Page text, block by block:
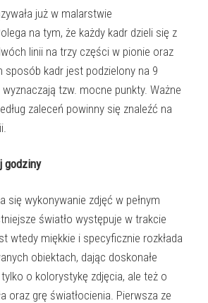
już w malarstwie
na tym, że każdy kadr dzieli się z
linii na trzy części w pionie oraz
sposób kadr jest podzielony na 9
tzw. mocne punkty. Ważne
zaleceń powinny się znaleźć na
godziny
się wykonywanie zdjęć w pełnym
światło występuje w trakcie
wtedy miękkie i specyficznie rozkłada
obiektach, dając doskonałe
o kolorystykę zdjęcia, ale też o
oraz grę światłocienia. Pierwsza ze